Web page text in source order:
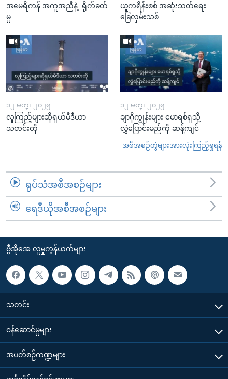
အမေရိကန် အကူအညီနဲ့ ရိုက်ခတ်
မှု
ယူကရိန်းစစ် အဆုံးသတ်ရေး
ခြေလှမ်းသစ်
၁၂ မတ္၊ ၂၀၂၅
လူကြည့်များဆိုရှယ်မီဒီယာ
သတင်းတို
၁၂ မတ္၊ ၂၀၂၅
ချာဂိုကျွန်းများ မောရစ်ရှသို့
လွှဲပြောင်းမည်ကို ဆန့်ကျင်
အစီအစဉ်တွဲများအားလုံးကြည့်ရှုရန်
ရုပ်သံအစီအစဉ်များ
ရေဒီယိုအစီအစဉ်များ
ဗွီအိုအေ လူမှုကွန်ယက်များ
သတင်း
၀န်ဆောင်မှုများ
အပတ်စဉ်ကဏ္ဍများ